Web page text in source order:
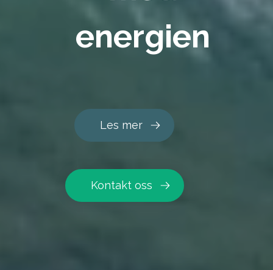
energien
Les mer
Kontakt oss